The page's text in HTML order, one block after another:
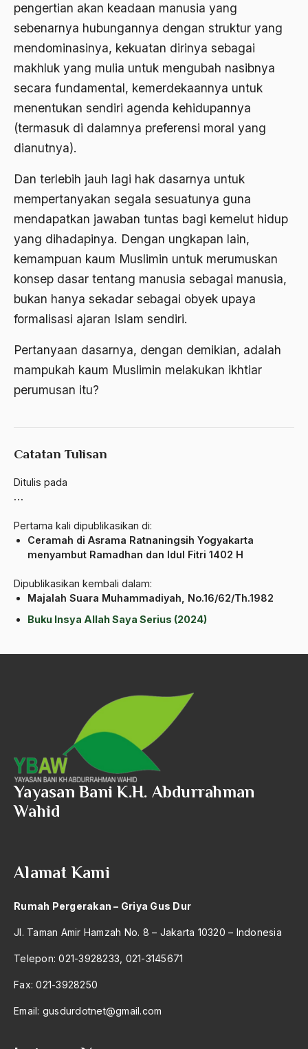
pengertian akan keadaan manusia yang
sebenarnya hubungannya dengan struktur yang
mendominasinya, kekuatan dirinya sebagai
makhluk yang mulia untuk mengubah nasibnya
secara fundamental, kemerdekaannya untuk
menentukan sendiri agenda kehidupannya
(termasuk di dalamnya preferensi moral yang
dianutnya).
Dan terlebih jauh lagi hak dasarnya untuk
mempertanyakan segala sesuatunya guna
mendapatkan jawaban tuntas bagi kemelut hidup
yang dihadapinya. Dengan ungkapan lain,
kemampuan kaum Muslimin untuk merumuskan
konsep dasar tentang manusia sebagai manusia,
bukan hanya sekadar sebagai obyek upaya
formalisasi ajaran Islam sendiri.
Pertanyaan dasarnya, dengan demikian, adalah
mampukah kaum Muslimin melakukan ikhtiar
perumusan itu?
Catatan Tulisan
Ditulis pada
…
Pertama kali dipublikasikan di:
Ceramah di Asrama Ratnaningsih Yogyakarta
menyambut Ramadhan dan Idul Fitri 1402 H
Dipublikasikan kembali dalam:
Majalah Suara Muhammadiyah, No.16/62/Th.1982
Buku Insya Allah Saya Serius (2024)
APRI
Ar-Raniry
arab
arabisasi
arafat
Argentina
Ariel Saron
Ariel Sharon
Aristoteles
Arnold Y. Toynbeen
Arogansi Birokrasi
Arrigo Sacchi
Arswendo Atmowiloto
Arti Kepemimpinan
artikel gus dur
Asas Islam
Asas Keagamaan
asas kebangsaan
Asghar Ali Engineer
Ashram Ghandi
Asia
Asimilasi
Yayasan Bani K.H. Abdurrahman
Wahid
Alamat Kami
Rumah Pergerakan – Griya Gus Dur
Jl. Taman Amir Hamzah No. 8 – Jakarta 10320 – Indonesia
Telepon: 021-3928233, 021-3145671
Fax: 021-3928250
Email: gusdurdotnet@gmail.com